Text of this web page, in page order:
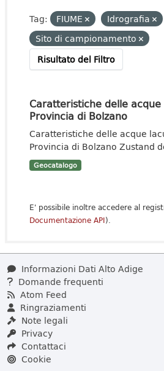
Tag: FIUME Idrografia
Sito di campionamento
Risultato del Filtro
Caratteristiche delle
Provincia di Bolzano
Caratteristiche delle acque
Provincia di Bolzano Zustand
Geocatalogo
E' possibile inoltre accedere al
Documentazione API).
Informazioni Dati Alto Adige
Domande frequenti
Atom Feed
Ringraziamenti
Note legali
Privacy
Contattaci
Cookie